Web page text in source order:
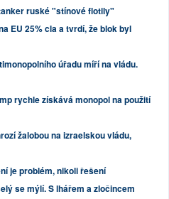
ruské "stínové flotily"
EU 25% cla a tvrdí, že blok byl
úřadu míří na vládu.
rychle získává monopol na použití
žalobou na izraelskou vládu,
je problém, nikoli řešení
se mýlí. S lhářem a zločincem